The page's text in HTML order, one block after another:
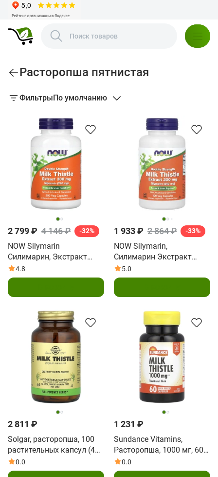
Расторопша пятнистая
ФильтрыПо умолчанию
2 799 ₽ 4 146 ₽ -32%
NOW Silymarin
Силимарин, Экстракт
Расторопши 300 мг, 200
капсул в растительной
4.8
1 933 ₽ 2 864 ₽ -33%
NOW Silymarin,
Силимарин Экстракт
Расторопши 300 мг - 200
капсул
5.0
2 811 ₽
Solgar, расторопша, 100
растительных капсул (450
мг в 1 капсуле)
0.0
1 231 ₽
Sundance Vitamins,
Расторопша, 1000 мг, 60
капсул с быстрым
высвобождением
0.0